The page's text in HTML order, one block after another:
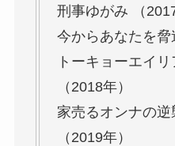
刑事ゆがみ （2017
今からあなたを脅
トーキョーエイ
（2018年）
家売るオンナの
（2019年）